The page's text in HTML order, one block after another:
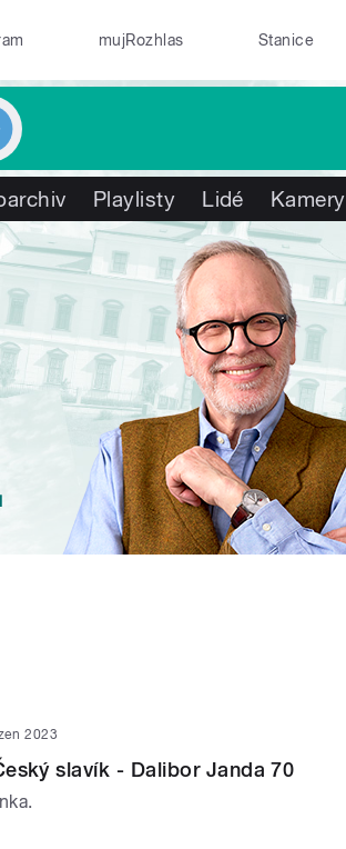
mujRozhlas Stanice
Playlisty Lidé Kamery
2023
slavík - Dalibor Janda 70